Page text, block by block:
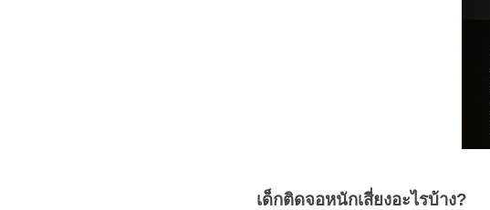
เด็กติดจอหนักเสี่ยงอะไรบ้าง?